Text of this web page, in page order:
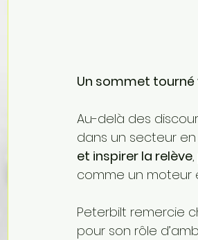
Un sommet tourné
Au-delà des
dans un secteur
et inspirer la relève
comme un moteur
Peterbilt remercie
pour son rôle